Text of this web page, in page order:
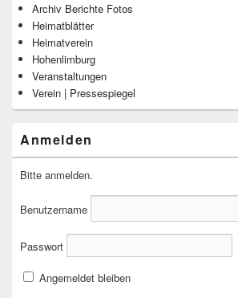
Archiv Berichte Fotos
Heimatblätter
Heimatverein
Hohenlimburg
Veranstaltungen
Verein | Pressespiegel
Anmelden
Bitte anmelden.
Benutzername
Passwort
Angemeldet bleiben